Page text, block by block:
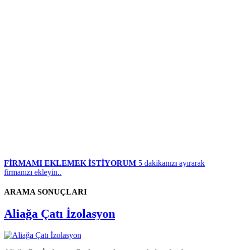
FİRMAMI EKLEMEK İSTİYORUM 5 dakikanızı ayırarak
firmanızı ekleyin..
ARAMA SONUÇLARI
Aliağa Çatı İzolasyon